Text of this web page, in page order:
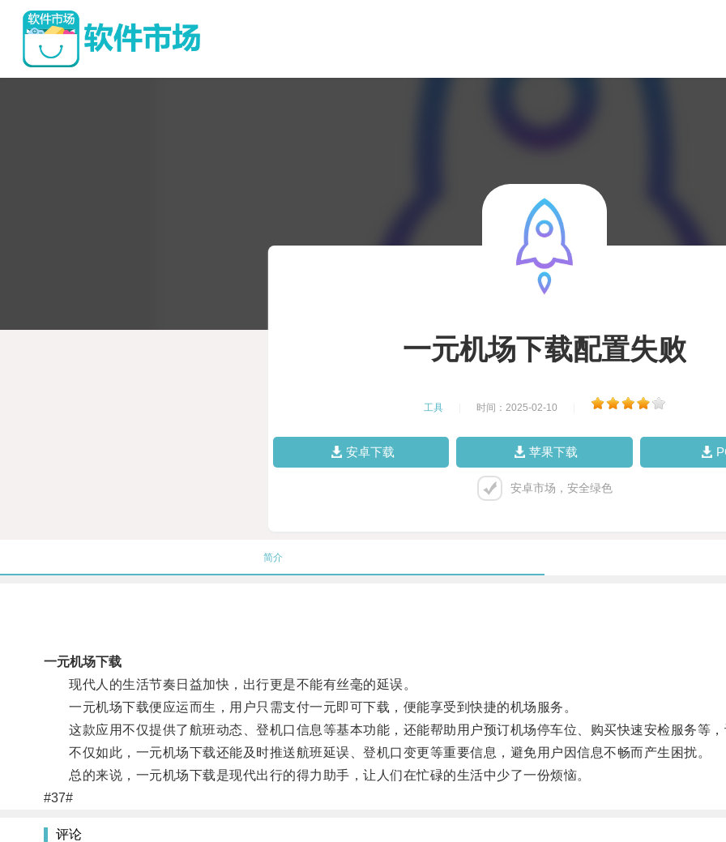
一元机场下载配置失败
工具 时间：2025-02-10
安卓下载 苹果下载
安卓市场，安全绿色
简介
一元机场下载
现代人的生活节奏日益加快，出行更是不能有丝毫的延误。
一元机场下载便应运而生，用户只需支付一元即可下载，便能享受到快捷的机场服务。
这款应用不仅提供了航班动态、登机口信息等基本功能，还能帮助用户预订机场停车位、购买快速安检服务等，
不仅如此，一元机场下载还能及时推送航班延误、登机口变更等重要信息，避免用户因信息不畅而产生困扰。
总的来说，一元机场下载是现代出行的得力助手，让人们在忙碌的生活中少了一份烦恼。
#37#
评论